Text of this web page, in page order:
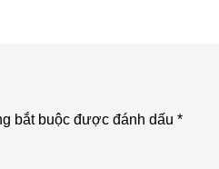
bắt buộc được đánh dấu *